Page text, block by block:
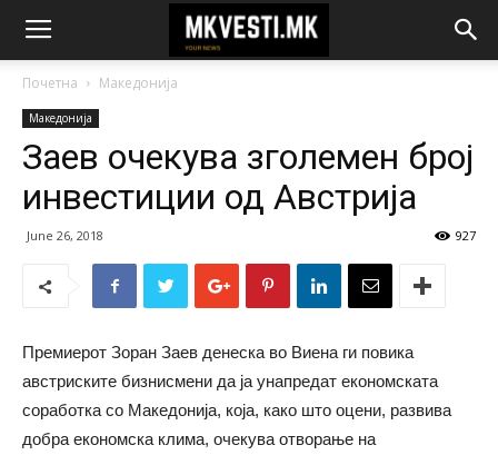
Почетна Македонија
Македонија
Заев очекува зголемен број
инвестиции од Австрија
June 26, 2018 927
Премиерот Зоран Заев денеска во Виена ги повика
австриските бизнисмени да ја унапредат економската
соработка со Македонија, која, како што оцени, развива
добра економска клима, очекува отворање на